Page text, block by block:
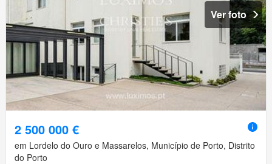
Ver foto
2 500 000 €
em Lordelo do Ouro e Massarelos, Município de Porto, Distrito
do Porto